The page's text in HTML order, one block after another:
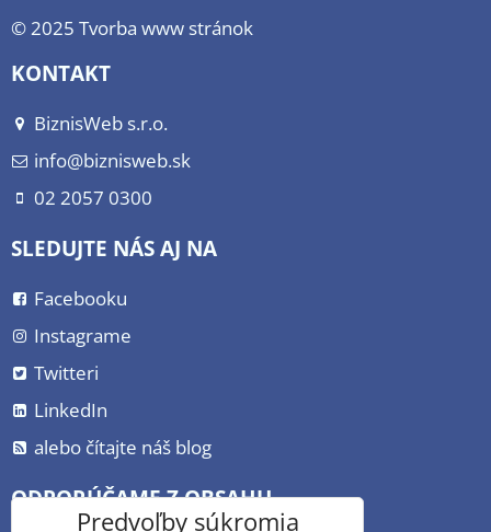
© 2025 Tvorba www stránok
KONTAKT
BiznisWeb s.r.o.
info@biznisweb.sk
02 2057 0300
SLEDUJTE NÁS AJ NA
Facebooku
Instagrame
Twitteri
LinkedIn
alebo čítajte náš blog
ODPORÚČAME Z OBSAHU
Predvoľby súkromia